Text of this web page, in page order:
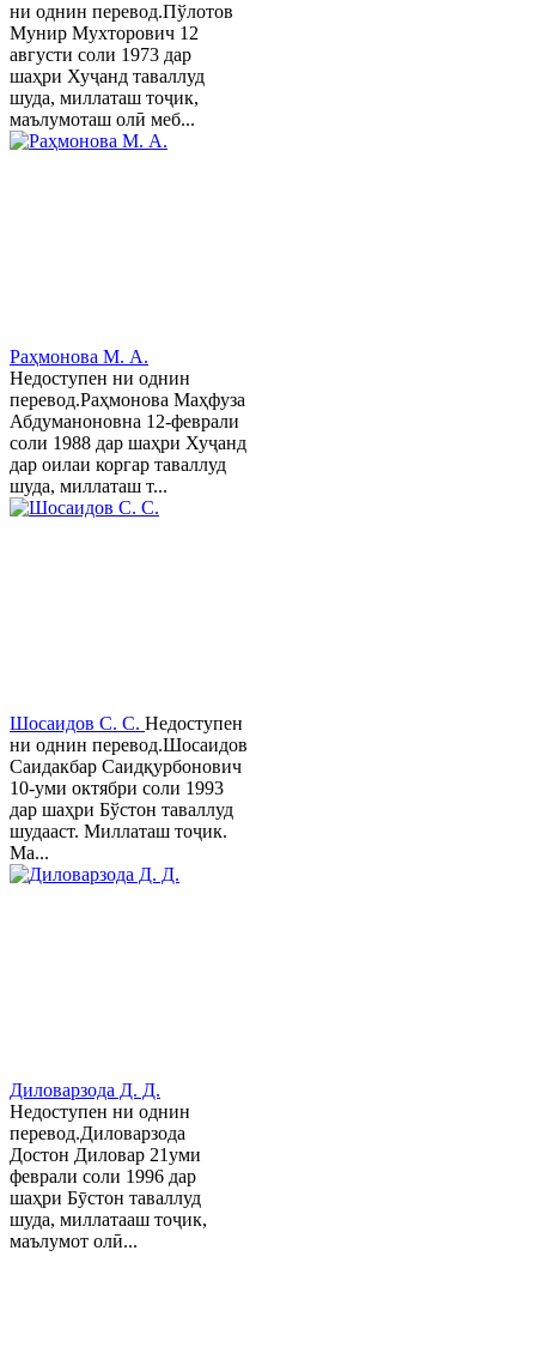
ни однин перевод.Пўлотов
Мунир Мухторович 12
августи соли 1973 дар
шаҳри Хуҷанд таваллуд
шуда, миллаташ тоҷик,
маълумоташ олӣ меб...
Раҳмонова М. А.
Недоступен ни однин
перевод.Раҳмонова Маҳфуза
Абдуманоновна 12-феврали
соли 1988 дар шаҳри Хуҷанд
дар оилаи коргар таваллуд
шуда, миллаташ т...
Шосаидов С. С. Недоступен
ни однин перевод.Шосаидов
Саидакбар Саидқурбонович
10-уми октябри соли 1993
дар шаҳри Бўстон таваллуд
шудааст. Миллаташ тоҷик.
Ма...
Диловарзода Д. Д.
Недоступен ни однин
перевод.Диловарзода
Достон Диловар 21уми
феврали соли 1996 дар
шаҳри Бӯстон таваллуд
шуда, миллатааш тоҷик,
маълумот олӣ...